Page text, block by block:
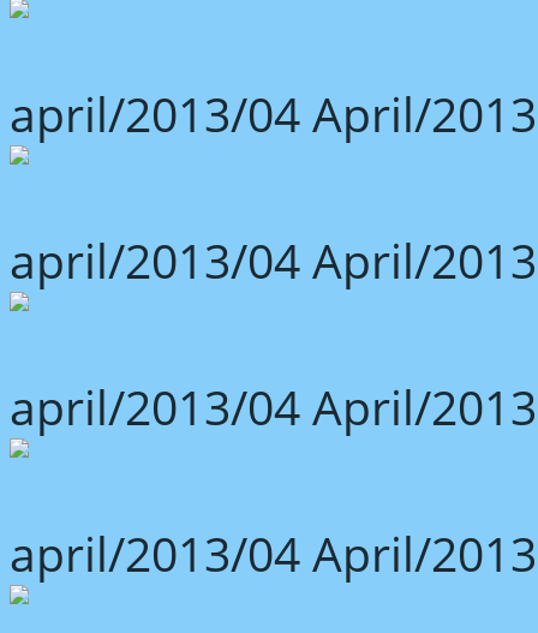
april/2013/04 April/
april/2013/04 April/
april/2013/04 April/
april/2013/04 April/